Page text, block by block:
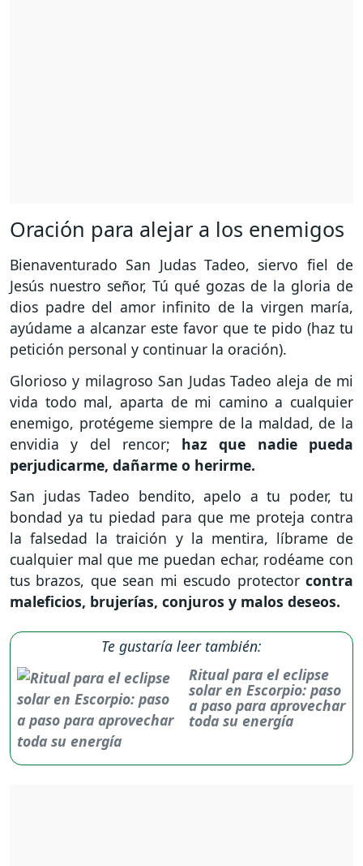
Oración para alejar a los enemigos
Bienaventurado San Judas Tadeo, siervo fiel de
Jesús nuestro señor, Tú qué gozas de la gloria de
dios padre del amor infinito de la virgen maría,
ayúdame a alcanzar este favor que te pido (haz tu
petición personal y continuar la oración).
Glorioso y milagroso San Judas Tadeo aleja de mi
vida todo mal, aparta de mi camino a cualquier
enemigo, protégeme siempre de la maldad, de la
envidia y del rencor; haz que nadie pueda
perjudicarme, dañarme o herirme.
San judas Tadeo bendito, apelo a tu poder, tu
bondad ya tu piedad para que me proteja contra
la falsedad la traición y la mentira, líbrame de
cualquier mal que me puedan echar, rodéame con
tus brazos, que sean mi escudo protectorcontra
maleficios, brujerías, conjuros y malos deseos.
Te gustaría leer también:
Ritual para el eclipse
solar en Escorpio: paso
a paso para aprovechar
toda su energía